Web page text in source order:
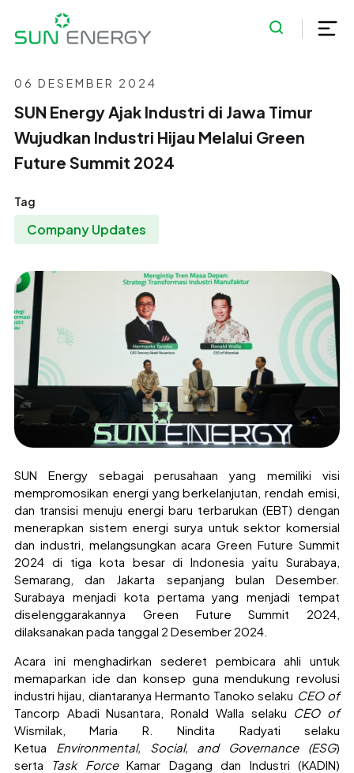
06 DESEMBER 2024
SUN Energy Ajak Industri di Jawa Timur
Wujudkan Industri Hijau Melalui Green
Future Summit 2024
Tag
Company Updates
SUN Energy sebagai perusahaan yang memiliki visi
mempromosikan energi yang berkelanjutan, rendah emisi,
dan transisi menuju energi baru terbarukan (EBT) dengan
menerapkan sistem energi surya untuk sektor komersial
dan industri, melangsungkan acara Green Future Summit
2024 di tiga kota besar di Indonesia yaitu Surabaya,
Semarang, dan Jakarta sepanjang bulan Desember.
Surabaya menjadi kota pertama yang menjadi tempat
diselenggarakannya Green Future Summit 2024,
dilaksanakan pada tanggal 2 Desember 2024.
Acara ini menghadirkan sederet pembicara ahli untuk
memaparkan ide dan konsep guna mendukung revolusi
industri hijau, diantaranya Hermanto Tanoko selaku CEO of
Tancorp Abadi Nusantara, Ronald Walla selaku CEO of
Wismilak, Maria R. Nindita Radyati selaku
Ketua
Environmental, Social, and Governance (ESG)
serta Task ForceKamar Dagang dan Industri (KADIN)